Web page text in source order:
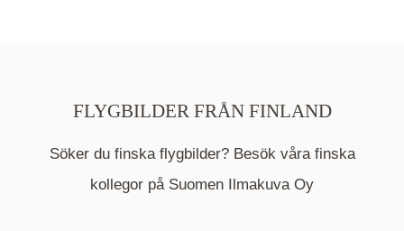
Mappen är en medelpunkt över fotat område och
kommer nu visa de fastigheter som finns just här.
FLYGBILDER FRÅN FINLAND
Söker du finska flygbilder? Besök våra finska
kollegor på Suomen Ilmakuva Oy